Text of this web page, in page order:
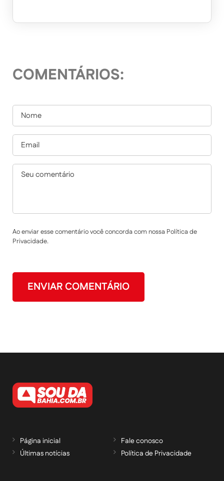
COMENTÁRIOS:
Ao enviar esse comentário você concorda com nossa Política de
Privacidade.
Página inicial
Últimas notícias
Fale conosco
Política de Privacidade